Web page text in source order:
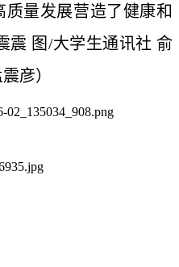
量发展营造了健康和
震 图/大学生通讯社 俞
彦）